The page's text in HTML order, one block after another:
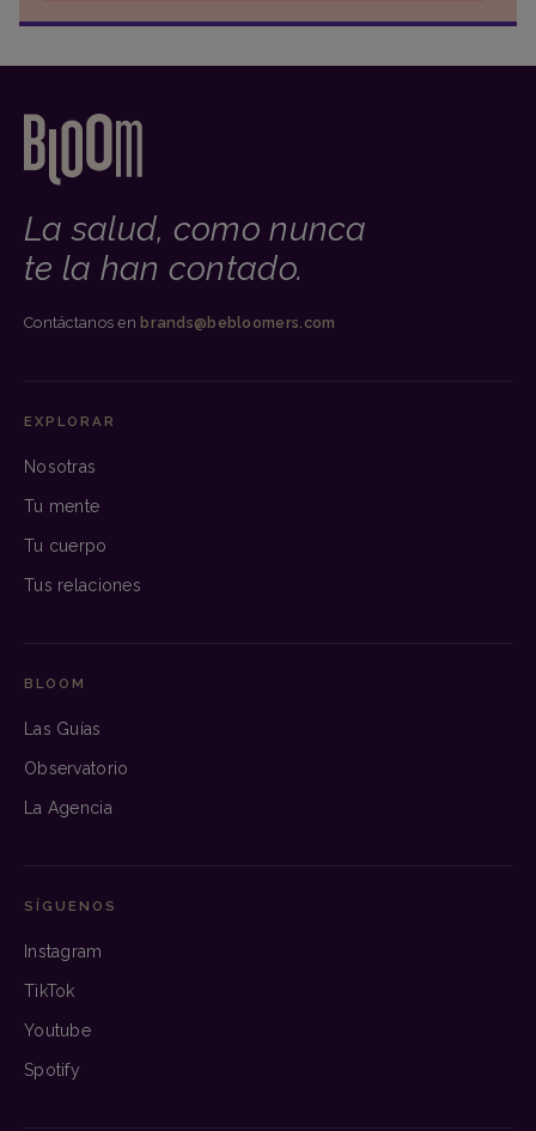
La salud, como nunca
te la han contado.
Contáctanos enbrands@bebloomers.com
EXPLORAR
Nosotras
Tu mente
Tu cuerpo
Tus relaciones
BLOOM
Las Guías
Observatorio
La Agencia
SÍGUENOS
Instagram
TikTok
Youtube
Spotify